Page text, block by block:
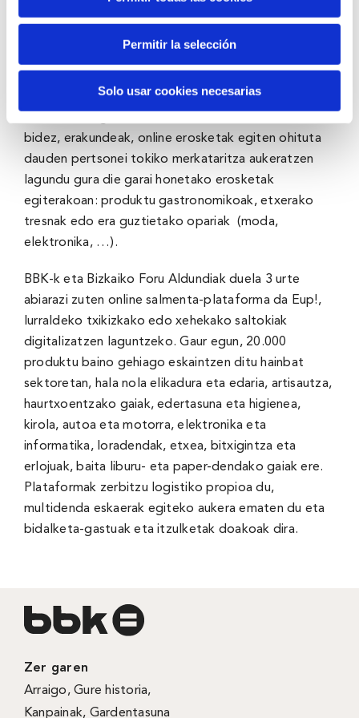
Permitir la selección
Solo usar cookies necesarias
lurraldearen lehiakortasun jasangarria bultzatzeko
bidez, erakundeak, online erosketak egiten ohituta
dauden pertsonei tokiko merkataritza aukeratzen
lagundu gura die garai honetako erosketak
egiterakoan: produktu gastronomikoak, etxerako
tresnak edo era guztietako opariak (moda,
elektronika, …).
BBK-k eta Bizkaiko Foru Aldundiak duela 3 urte
abiarazi zuten online salmenta-plataforma da Eup!,
lurraldeko txikizkako edo xehekako saltokiak
digitalizatzen laguntzeko. Gaur egun, 20.000
produktu baino gehiago eskaintzen ditu hainbat
sektoretan, hala nola elikadura eta edaria, artisautza,
haurtxoentzako gaiak, edertasuna eta higienea,
kirola, autoa eta motorra, elektronika eta
informatika, loradendak, etxea, bitxigintza eta
erlojuak, baita liburu- eta paper-dendako gaiak ere.
Plataformak zerbitzu logistiko propioa du,
multidenda eskaerak egiteko aukera ematen du eta
bidalketa-gastuak eta itzulketak doakoak dira.
Zer garen
Arraigo,Gure historia,
Kanpainak, Gardentasuna